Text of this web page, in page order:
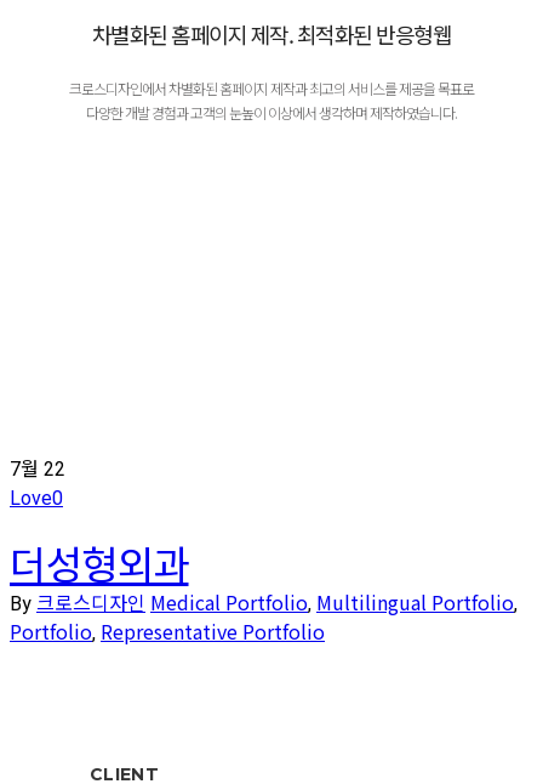
차별화된 홈페이지 제작. 최적화된 반응형웹
크로스디자인에서 차별화된 홈페이지 제작과 최고의 서비스를 제공을 목표로
다양한 개발 경험과 고객의 눈높이 이상에서 생각하며 제작하였습니다.
7월 22
Love0
더성형외과
By 크로스디자인 Medical Portfolio, Multilingual Portfolio,
Portfolio, Representative Portfolio
CLIENT